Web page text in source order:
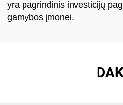
yra pagrindinis investicijų
gamybos įmonei.
DAK